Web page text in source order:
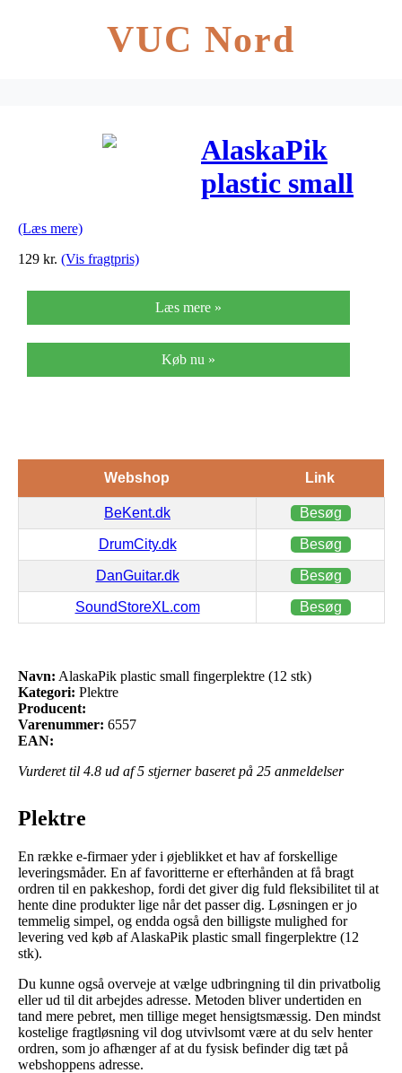
VUC Nord
AlaskaPik
plastic small
(Læs mere)
129 kr. (Vis fragtpris)
Læs mere »
Køb nu »
Webshop Link
BeKent.dk Besøg
DrumCity.dk Besøg
DanGuitar.dk Besøg
SoundStoreXL.com Besøg
Navn: AlaskaPik plastic small fingerplektre (12 stk)
Kategori: Plektre
Producent:
Varenummer: 6557
EAN:
Vurderet til 4.8 ud af 5 stjerner baseret på 25 anmeldelser
Plektre
En række e-firmaer yder i øjeblikket et hav af forskellige
leveringsmåder. En af favoritterne er efterhånden at få bragt
ordren til en pakkeshop, fordi det giver dig fuld fleksibilitet til at
hente dine produkter lige når det passer dig. Løsningen er jo
temmelig simpel, og endda også den billigste mulighed for
levering ved køb af AlaskaPik plastic small fingerplektre (12
stk).
Du kunne også overveje at vælge udbringning til din privatbolig
eller ud til dit arbejdes adresse. Metoden bliver undertiden en
tand mere pebret, men tillige meget hensigtsmæssig. Den mindst
kostelige fragtløsning vil dog utvivlsomt være at du selv henter
ordren, som jo afhænger af at du fysisk befinder dig tæt på
webshoppens adresse.